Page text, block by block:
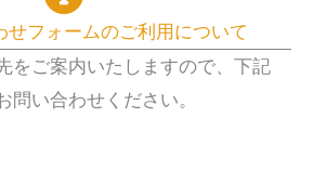
せフォームのご利用について
をご案内いたしますので、下記
問い合わせください。